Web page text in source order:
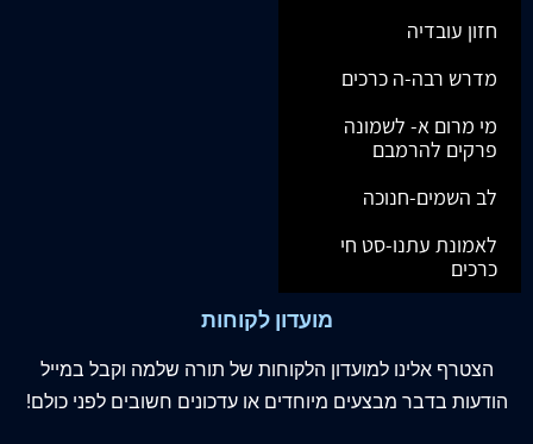
חזון עובדיה
מדרש רבה-ה כרכים
מי מרום א- לשמונה
פרקים להרמבם
לב השמים-חנוכה
לאמונת עתנו-סט חי
כרכים
מועדון לקוחות
הצטרף אלינו למועדון הלקוחות של תורה שלמה וקבל במייל
הודעות בדבר מבצעים מיוחדים או עדכונים חשובים לפני כולם!